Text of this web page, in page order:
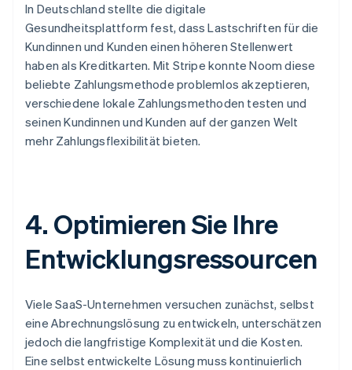
In Deutschland stellte die digitale
Gesundheitsplattform fest, dass Lastschriften für die
Kundinnen und Kunden einen höheren Stellenwert
haben als Kreditkarten. Mit Stripe konnte Noom diese
beliebte Zahlungsmethode problemlos akzeptieren,
verschiedene lokale Zahlungsmethoden testen und
seinen Kundinnen und Kunden auf der ganzen Welt
mehr Zahlungsflexibilität bieten.
4. Optimieren Sie Ihre
Entwicklungsressourcen
Viele SaaS-Unternehmen versuchen zunächst, selbst
eine Abrechnungslösung zu entwickeln, unterschätzen
jedoch die langfristige Komplexität und die Kosten.
Eine selbst entwickelte Lösung muss kontinuierlich